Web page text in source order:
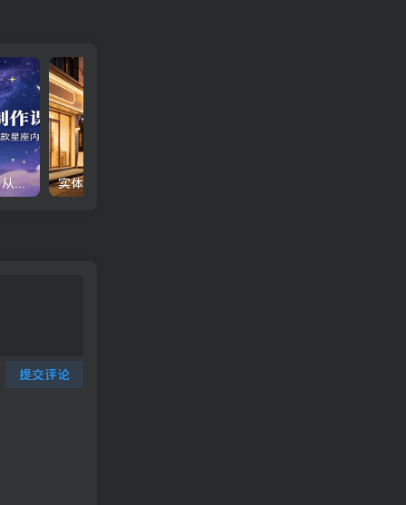
星座性格解析视频制作课：从文案脚本到剪辑成片，零基础也能做爆款星座内容
提交评论